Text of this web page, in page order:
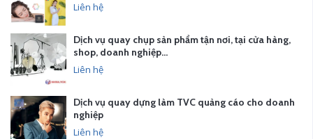
Liên hệ
Dịch vụ quay chụp sản phẩm tận nơi, tại cửa hàng,
shop, doanh nghiệp…
Liên hệ
Dịch vụ quay dựng làm TVC quảng cáo cho doanh
nghiệp
Liên hệ